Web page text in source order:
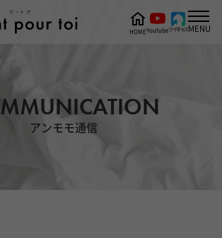
アンモモ通信
HOMEYoutubeツイキャスMENU